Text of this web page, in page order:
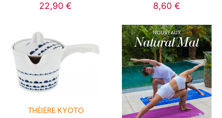
22,90 € 8,60 €
THÉIÈRE KYOTO